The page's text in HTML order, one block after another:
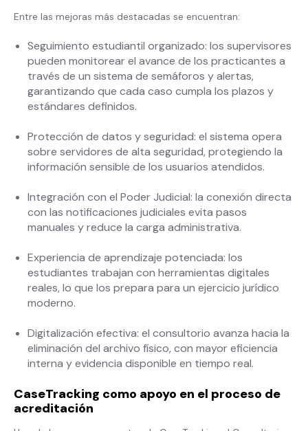
Entre las mejoras más destacadas se encuentran:
Seguimiento estudiantil organizado: los supervisores
pueden monitorear el avance de los practicantes a
través de un sistema de semáforos y alertas,
garantizando que cada caso cumpla los plazos y
estándares definidos.
Protección de datos y seguridad: el sistema opera
sobre servidores de alta seguridad, protegiendo la
información sensible de los usuarios atendidos.
Integración con el Poder Judicial: la conexión directa
con las notificaciones judiciales evita pasos
manuales y reduce la carga administrativa.
Experiencia de aprendizaje potenciada: los
estudiantes trabajan con herramientas digitales
reales, lo que los prepara para un ejercicio jurídico
moderno.
Digitalización efectiva: el consultorio avanza hacia la
eliminación del archivo físico, con mayor eficiencia
interna y evidencia disponible en tiempo real.
CaseTracking como apoyo en el proceso de
acreditación